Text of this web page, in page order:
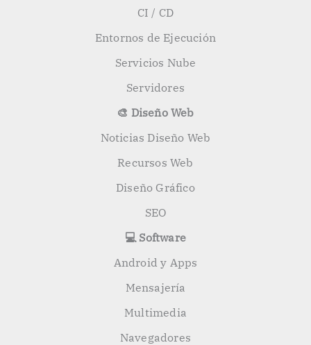
CI / CD
Entornos de Ejecución
Servicios Nube
Servidores
🎨 Diseño Web
Noticias Diseño Web
Recursos Web
Diseño Gráfico
SEO
💻 Software
Android y Apps
Mensajería
Multimedia
Navegadores